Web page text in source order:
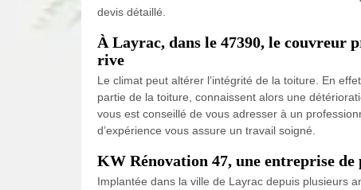
devis détaillé.
À Layrac, dans le 47390, le couvreur
rive
Le climat peut altérer l’intégrité de la toiture. En
partie de la toiture, connaissent alors une
vous est conseillé de vous adresser à un
d’expérience vous assure un travail soigné.
KW Rénovation 47, une entreprise
Implantée dans la ville de Layrac depuis plusieurs